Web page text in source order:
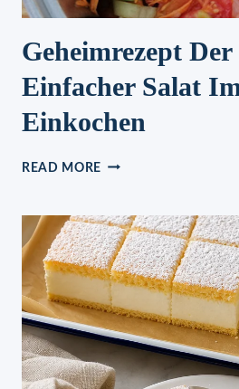
Geheimrezept
Einfacher Salat
Einkochen
READ MORE GEHEIMREZEPT
EINFACHER
SALAT
IM
GLAS
OHNE
EINKOCHEN